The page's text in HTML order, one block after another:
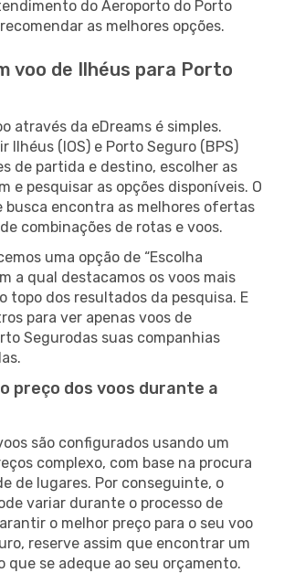
do Aeroporto do Porto
as melhores opções.
voo de Ilhéus para Porto
através da eDreams é simples.
Ilhéus (IOS) e Porto Seguro (BPS)
de partida e destino, escolher as
e pesquisar as opções disponíveis. O
busca encontra as melhores ofertas
combinações de rotas e voos.
uma opção de “Escolha
a qual destacamos os voos mais
topo dos resultados da pesquisa. E
para ver apenas voos de
Segurodas suas companhias
preço dos voos durante a
são configurados usando um
complexo, com base na procura
de lugares. Por conseguinte, o
variar durante o processo de
o melhor preço para o seu voo
reserve assim que encontrar um
que se adeque ao seu orçamento.